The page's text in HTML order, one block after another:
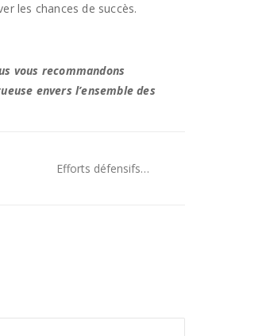
les chances de succès.
vous recommandons
envers l’ensemble des
Efforts défensifs…